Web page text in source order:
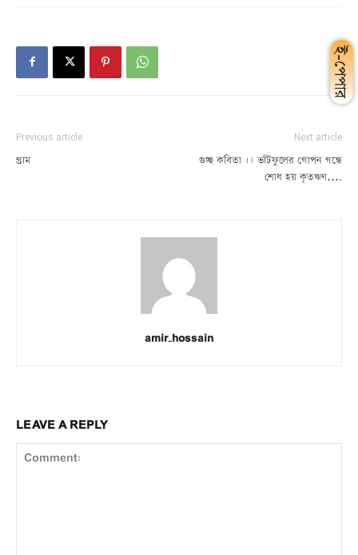
Previous article
গ্রাম
Next article
গুচ্ছ কবিতা ।। ভাঁটফুলের গোপন গন্ধে
শোধ হয় কৃতঋণ….
amir_hossain
LEAVE A REPLY